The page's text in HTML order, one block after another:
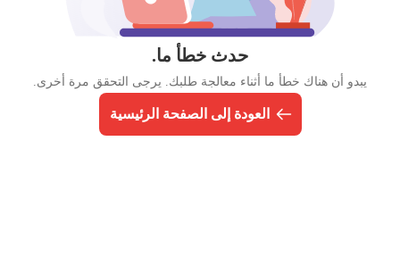
حدث خطأ ما.
يبدو أن هناك خطأ ما أثناء معالجة طلبك. يرجى التحقق مرة أخرى.
العودة إلى الصفحة الرئيسية